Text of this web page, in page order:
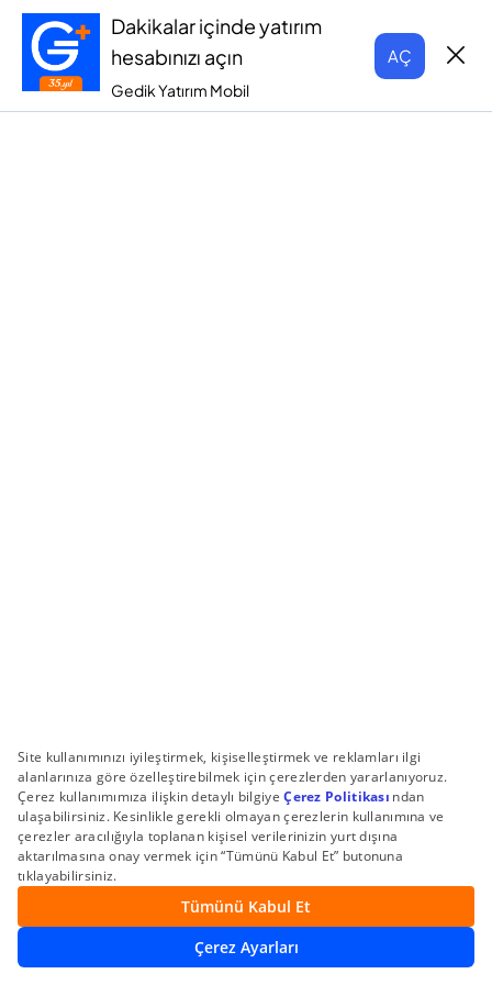
Dakikalar içinde yatırım
hesabınızı açın
Gedik Yatırım Mobil
AÇ